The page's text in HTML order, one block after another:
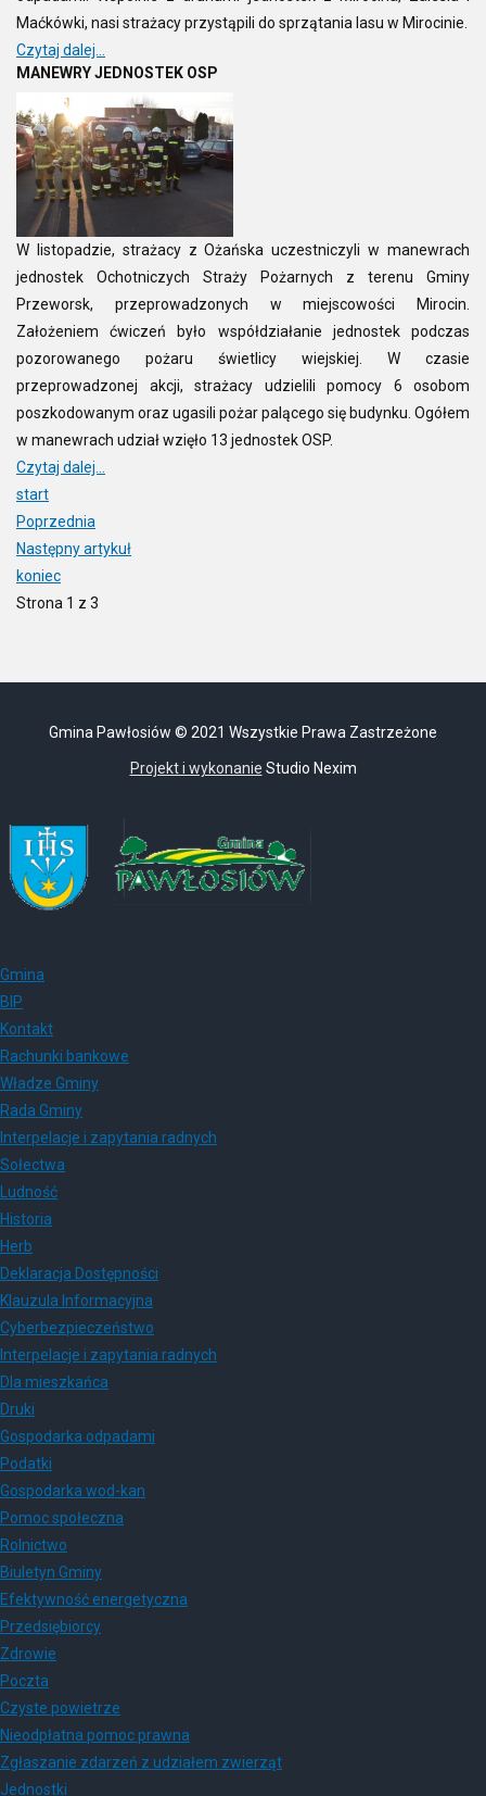
Maćkówki, nasi strażacy przystąpili do sprzątania lasu w Mirocinie.
Czytaj dalej...
MANEWRY JEDNOSTEK OSP
W listopadzie, strażacy z Ożańska uczestniczyli w manewrach
jednostek Ochotniczych Straży Pożarnych z terenu Gminy
Przeworsk, przeprowadzonych w miejscowości Mirocin.
Założeniem ćwiczeń było współdziałanie jednostek podczas
pozorowanego pożaru świetlicy wiejskiej. W czasie
przeprowadzonej akcji, strażacy udzielili pomocy 6 osobom
poszkodowanym oraz ugasili pożar palącego się budynku. Ogółem
w manewrach udział wzięło 13 jednostek OSP.
Czytaj dalej...
start
Poprzednia
Następny artykuł
koniec
Strona 1 z 3
Gmina Pawłosiów © 2021 Wszystkie Prawa Zastrzeżone
Projekt i wykonanie Studio Nexim
Gmina
BIP
Kontakt
Rachunki bankowe
Władze Gminy
Rada Gminy
Interpelacje i zapytania radnych
Sołectwa
Ludność
Historia
Herb
Deklaracja Dostępności
Klauzula Informacyjna
Cyberbezpieczeństwo
Interpelacje i zapytania radnych
Dla mieszkańca
Druki
Gospodarka odpadami
Podatki
Gospodarka wod-kan
Pomoc społeczna
Rolnictwo
Biuletyn Gminy
Efektywność energetyczna
Przedsiębiorcy
Zdrowie
Poczta
Czyste powietrze
Nieodpłatna pomoc prawna
Zgłaszanie zdarzeń z udziałem zwierząt
Jednostki